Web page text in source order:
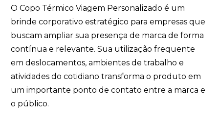
O Copo Térmico Viagem Personalizado é um
brinde corporativo estratégico para empresas que
buscam ampliar sua presença de marca de forma
contínua e relevante. Sua utilização frequente
em deslocamentos, ambientes de trabalho e
atividades do cotidiano transforma o produto em
um importante ponto de contato entre a marca e
o público.